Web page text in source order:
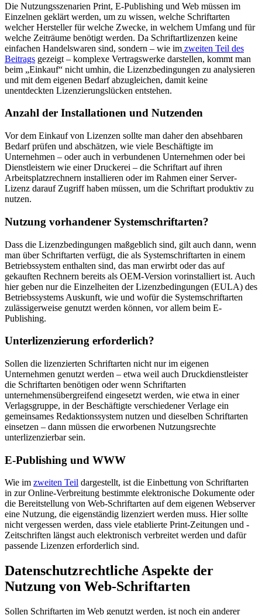
Die Nutzungsszenarien Print, E-Publishing und Web müssen im
Einzelnen geklärt werden, um zu wissen, welche Schriftarten
welcher Hersteller für welche Zwecke, in welchem Umfang und für
welche Zeiträume benötigt werden. Da Schriftartlizenzen keine
einfachen Handelswaren sind, sondern – wie im zweiten Teil des
Beitrags gezeigt – komplexe Vertragswerke darstellen, kommt man
beim „Einkauf“ nicht umhin, die Lizenzbedingungen zu analysieren
und mit dem eigenen Bedarf abzugleichen, damit keine
unentdeckten Lizenzierungslücken entstehen.
Anzahl der Installationen und Nutzenden
Vor dem Einkauf von Lizenzen sollte man daher den absehbaren
Bedarf prüfen und abschätzen, wie viele Beschäftigte im
Unternehmen – oder auch in verbundenen Unternehmen oder bei
Dienstleistern wie einer Druckerei – die Schriftart auf ihren
Arbeitsplatzrechnern installieren oder im Rahmen einer Server-
Lizenz darauf Zugriff haben müssen, um die Schriftart produktiv zu
nutzen.
Nutzung vorhandener Systemschriftarten?
Dass die Lizenzbedingungen maßgeblich sind, gilt auch dann, wenn
man über Schriftarten verfügt, die als Systemschriftarten in einem
Betriebssystem enthalten sind, das man erwirbt oder das auf
gekauften Rechnern bereits als OEM-Version vorinstalliert ist. Auch
hier geben nur die Einzelheiten der Lizenzbedingungen (EULA) des
Betriebssystems Auskunft, wie und wofür die Systemschriftarten
zulässigerweise genutzt werden können, vor allem beim E-
Publishing.
Unterlizenzierung erforderlich?
Sollen die lizenzierten Schriftarten nicht nur im eigenen
Unternehmen genutzt werden – etwa weil auch Druckdienstleister
die Schriftarten benötigen oder wenn Schriftarten
unternehmensübergreifend eingesetzt werden, wie etwa in einer
Verlagsgruppe, in der Beschäftigte verschiedener Verlage ein
gemeinsames Redaktionssystem nutzen und dieselben Schriftarten
einsetzen – dann müssen die erworbenen Nutzungsrechte
unterlizenzierbar sein.
E-Publishing und WWW
Wie im zweiten Teil dargestellt, ist die Einbettung von Schriftarten
in zur Online-Verbreitung bestimmte elektronische Dokumente oder
die Bereitstellung von Web-Schriftarten auf dem eigenen Webserver
eine Nutzung, die eigenständig lizenziert werden muss. Hier sollte
nicht vergessen werden, dass viele etablierte Print-Zeitungen und -
Zeitschriften längst auch elektronisch verbreitet werden und dafür
passende Lizenzen erforderlich sind.
Datenschutzrechtliche Aspekte der
Nutzung von Web-Schriftarten
Sollen Schriftarten im Web genutzt werden, ist noch ein anderer